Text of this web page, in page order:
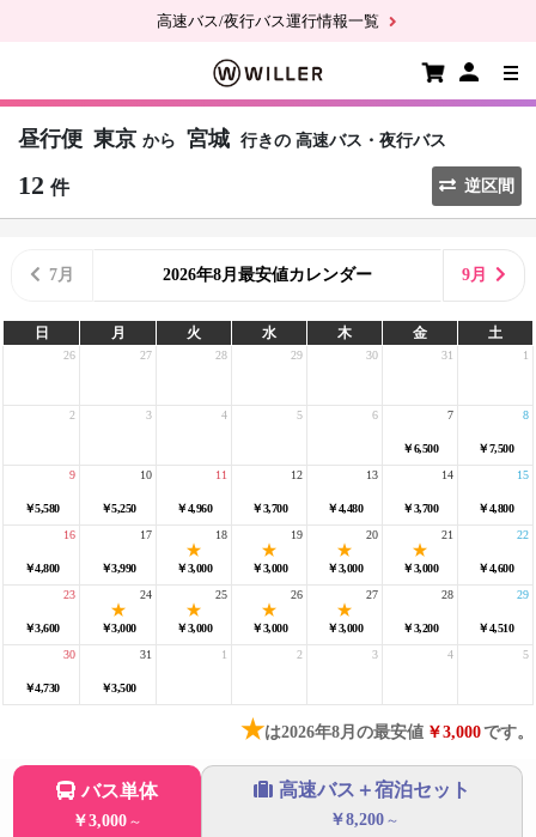
高速バス/夜行バス運行情報一覧
昼行便 東京 から 宮城 行きの 高速バス・夜行バス
12 件 逆区間
7月 2026年8月最安値カレンダー 9月
日 月 火 水 木 金 土
26 27 28 29 30 31 1
2 3 4 5 6
￥6,500
7
￥7,500
8
￥5,580
9
￥5,250
10
￥4,960
11
￥3,700
12
￥4,480
13
￥3,700
14
￥4,800
15
￥4,800
16
￥3,990
17
￥3,000
18
￥3,000
19
￥3,000
20
￥3,000
21
￥4,600
22
￥3,600
23
￥3,000
24
￥3,000
25
￥3,000
26
￥3,000
27
￥3,200
28
￥4,510
29
￥4,730
30
￥3,500
31 1 2 3 4 5
★は2026年8月の最安値 ￥3,000です。
バス単体
￥3,000 ～
高速バス＋宿泊セット
￥8,200 ～